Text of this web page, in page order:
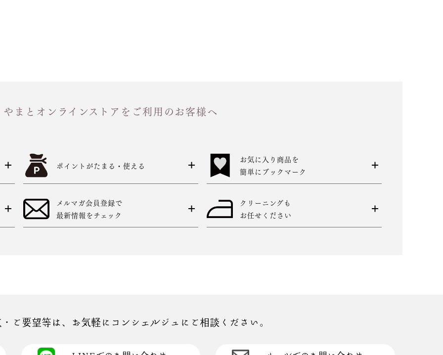
やまとオンラインストアをご利用のお客様へ
ポイントがたまる・使える
お気に入り商品を
簡単にブックマーク
メルマガ会員登録で
最新情報をチェック
クリーニングも
お任せください
ご要望等は、お気軽にコンシェルジュにご相談ください。